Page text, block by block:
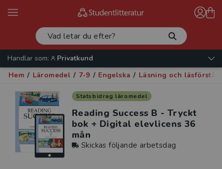
Handlar som:
Privatkund
Hem / Läromedel / 7-9 / Engelska / Läsning och
Statsbidrag läromedel
Reading Success B - Tryckt
bok + Digital elevlicens 36
mån
Skickas följande arbetsdag